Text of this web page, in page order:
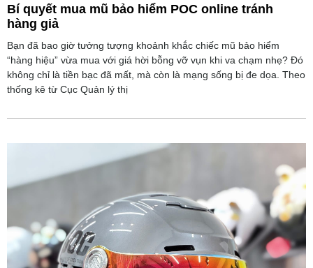
Bí quyết mua mũ bảo hiểm POC online tránh
hàng giả
Bạn đã bao giờ tưởng tượng khoảnh khắc chiếc mũ bảo hiểm
“hàng hiệu” vừa mua với giá hời bỗng vỡ vụn khi va chạm nhẹ? Đó
không chỉ là tiền bạc đã mất, mà còn là mạng sống bị đe dọa. Theo
thống kê từ Cục Quản lý thị